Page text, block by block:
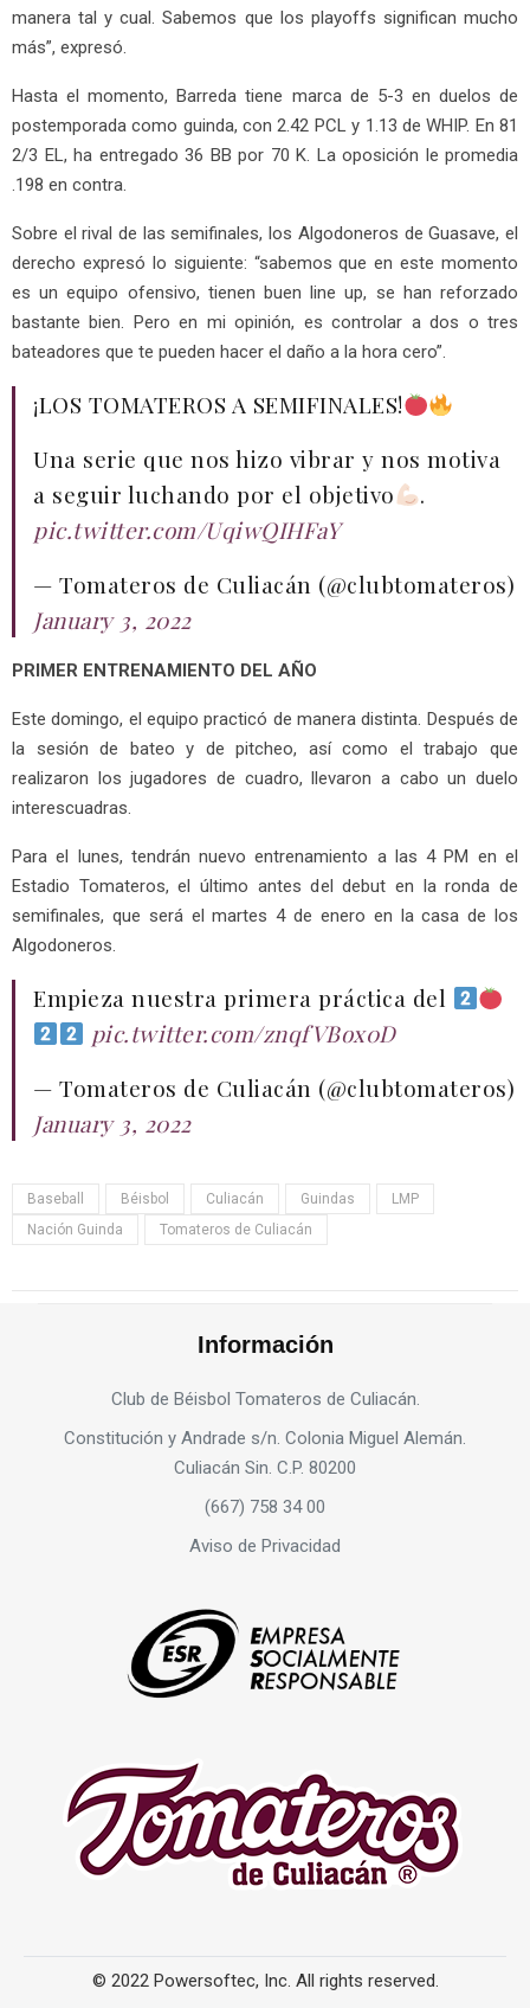
manera tal y cual. Sabemos que los playoffs significan mucho
más”, expresó.
Hasta el momento, Barreda tiene marca de 5-3 en duelos de
postemporada como guinda, con 2.42 PCL y 1.13 de WHIP. En 81
2/3 EL, ha entregado 36 BB por 70 K. La oposición le promedia
.198 en contra.
Sobre el rival de las semifinales, los Algodoneros de Guasave, el
derecho expresó lo siguiente: “sabemos que en este momento
es un equipo ofensivo, tienen buen line up, se han reforzado
bastante bien. Pero en mi opinión, es controlar a dos o tres
bateadores que te pueden hacer el daño a la hora cero”.
¡LOS TOMATEROS A SEMIFINALES!
Una serie que nos hizo vibrar y nos motiva
a seguir luchando por el objetivo
.
pic.twitter.com/UqiwQIHFaY
— Tomateros de Culiacán (@clubtomateros)
January 3, 2022
PRIMER ENTRENAMIENTO DEL AÑO
Este domingo, el equipo practicó de manera distinta. Después de
la sesión de bateo y de pitcheo, así como el trabajo que
realizaron los jugadores de cuadro, llevaron a cabo un duelo
interescuadras.
Para el lunes, tendrán nuevo entrenamiento a las 4 PM en el
Estadio Tomateros, el último antes del debut en la ronda de
semifinales, que será el martes 4 de enero en la casa de los
Algodoneros.
Empieza nuestra primera práctica del
pic.twitter.com/znqfVBox0D
— Tomateros de Culiacán (@clubtomateros)
January 3, 2022
Baseball Béisbol Culiacán Guindas
LMP
Nación Guinda
Tomateros de Culiacán
Información
Club de Béisbol Tomateros de Culiacán.
Constitución y Andrade s/n. Colonia Miguel Alemán.
Culiacán Sin. C.P. 80200
(667) 758 34 00
Aviso de Privacidad
© 2022 Powersoftec, Inc. All rights reserved.